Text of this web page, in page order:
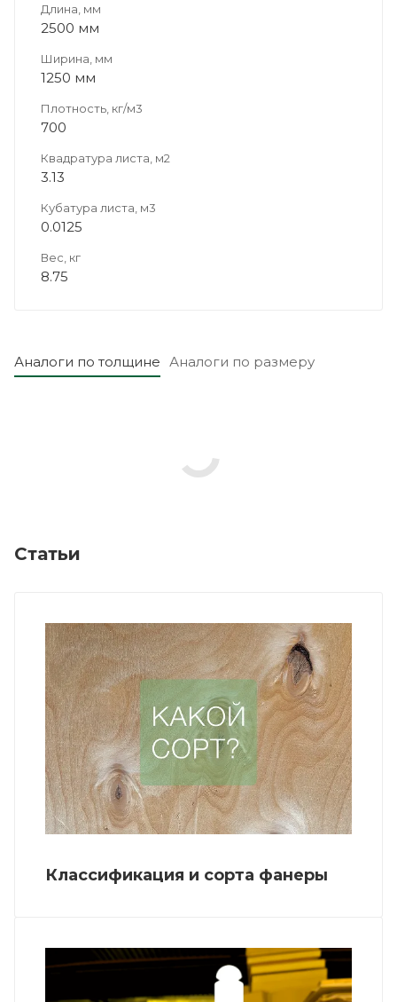
Длина, мм
2500 мм
Ширина, мм
1250 мм
Плотность, кг/м3
700
Квадратура листа, м2
3.13
Кубатура листа, м3
0.0125
Вес, кг
8.75
Аналоги по толщине Аналоги по размеру
Статьи
Классификация и сорта фанеры